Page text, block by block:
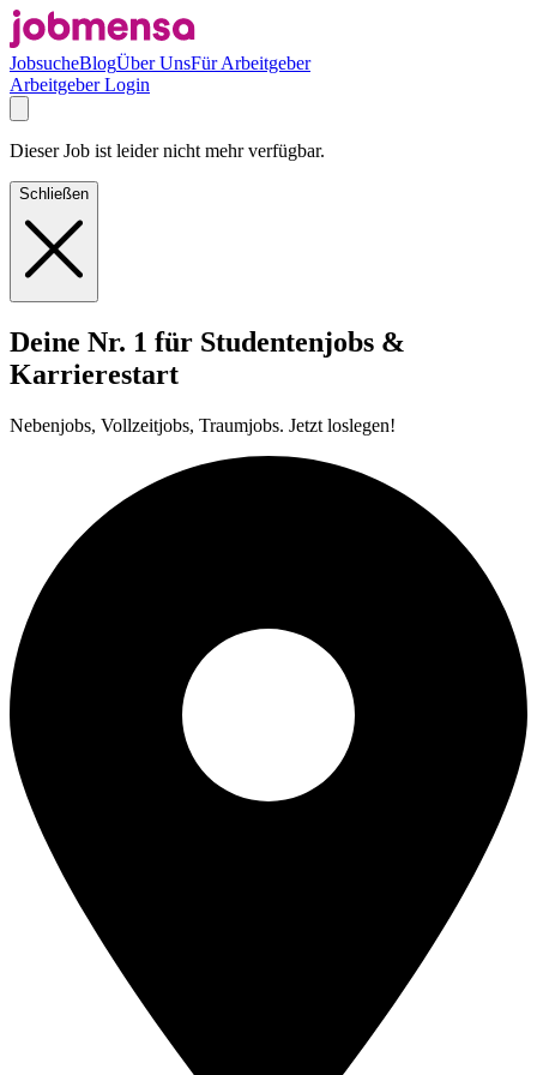
JobsucheBlogÜber UnsFür Arbeitgeber
Arbeitgeber Login
Dieser Job ist leider nicht mehr verfügbar.
Schließen
Deine Nr. 1 für Studentenjobs &
Karrierestart
Nebenjobs, Vollzeitjobs, Traumjobs. Jetzt loslegen!